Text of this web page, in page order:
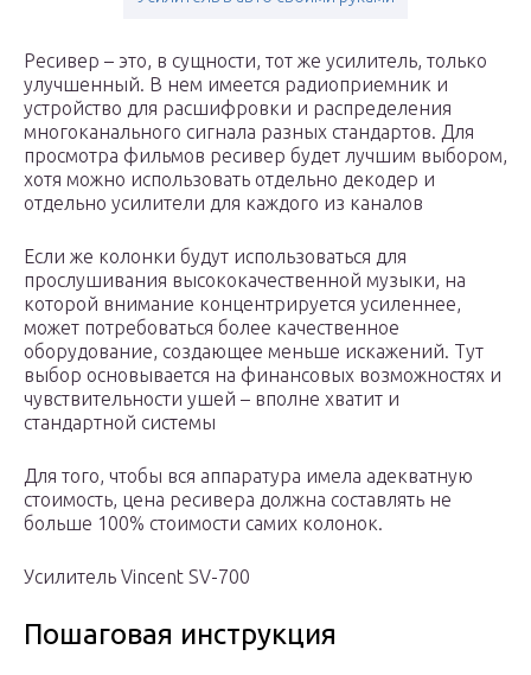
Ресивер – это, в сущности, тот же усилитель, только
улучшенный. В нем имеется радиоприемник и
устройство для расшифровки и распределения
многоканального сигнала разных стандартов. Для
просмотра фильмов ресивер будет лучшим выбором,
хотя можно использовать отдельно декодер и
отдельно усилители для каждого из каналов
Если же колонки будут использоваться для
прослушивания высококачественной музыки, на
которой внимание концентрируется усиленнее,
может потребоваться более качественное
оборудование, создающее меньше искажений. Тут
выбор основывается на финансовых возможностях и
чувствительности ушей – вполне хватит и
стандартной системы
Для того, чтобы вся аппаратура имела адекватную
стоимость, цена ресивера должна составлять не
больше 100% стоимости самих колонок.
Усилитель Vincent SV-700
Пошаговая инструкция